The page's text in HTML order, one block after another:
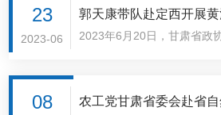
督调研。调研组一行先后查
23
2023-06
郭天康带队赴定西开展
质量发展战略专项民主
2023年6月20日，甘肃省政
一行深入陇西县药圃园、甘
08
农工党甘肃省委会赴省